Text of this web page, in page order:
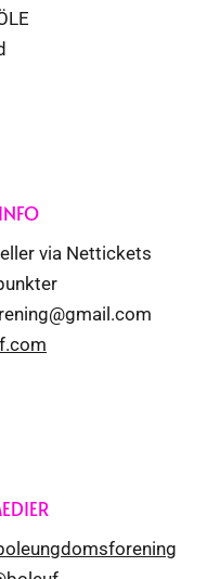
via Nettickets